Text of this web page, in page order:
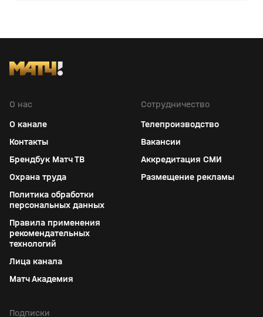
О нас
О канале
Контакты
Брендбук Матч ТВ
Охрана труда
Политика обработки
персональных данных
Правила применения
рекомендательных
технологий
Лица канала
Матч Академия
Сотрудничество
Телепроизводство
Вакансии
Аккредитация СМИ
Размещение рекламы
Подписки